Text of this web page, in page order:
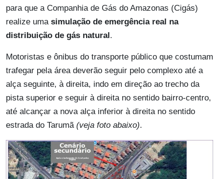
para que a Companhia de Gás do Amazonas (Cigás)
realize uma simulação de emergência real na
distribuição de gás natural .
Motoristas e ônibus do transporte público que costumam
trafegar pela área deverão seguir pelo complexo até a
alça seguinte, à direita, indo em direção ao trecho da
pista superior e seguir à direita no sentido bairro-centro,
até alcançar a nova alça inferior à direita no sentido
estrada do Tarumã (veja foto abaixo).